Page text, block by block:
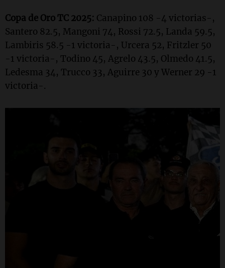
Copa de Oro TC 2025: Canapino 108 -4 victorias-,
Santero 82.5, Mangoni 74, Rossi 72.5, Landa 59.5,
Lambiris 58.5 -1 victoria-, Urcera 52, Fritzler 50
-1 victoria-, Todino 45, Agrelo 43.5, Olmedo 41.5,
Ledesma 34, Trucco 33, Aguirre 30 y Werner 29 -1
victoria-.